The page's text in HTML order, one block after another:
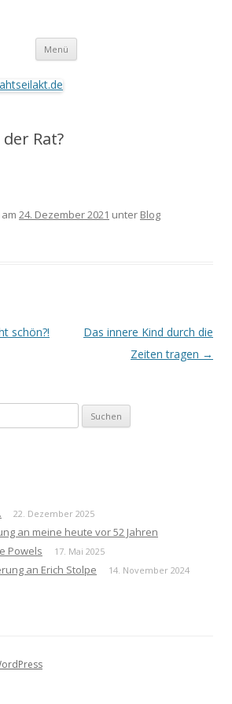
Menü Springe
Inhalt
Rat?
24. Dezember 2021 unter Blog
schön?!
Das innere Kind durch die
Zeiten tragen →
22. Dezember 2025
an meine heute vor 52 Jahren
Powels
17. Mai 2025
an Erich Stolpe 14. November 2024